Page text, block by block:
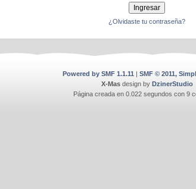
¿Olvidaste tu contraseña?
Powered by SMF 1.1.11 | SMF © 2011,
X-Mas design by DzinerStudio
Página creada en 0.022 segundos con 9